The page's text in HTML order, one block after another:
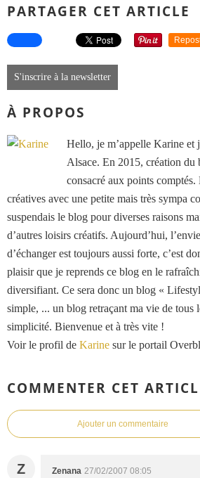
PARTAGER CET ARTICLE
S'inscrire à la newsletter
À PROPOS
Hello, je m’appelle Karine et
Alsace. En 2015, création du
consacré aux points comptés.
créatives avec une petite mais très sympa
suspendais le blog pour diverses raisons
d’autres loisirs créatifs. Aujourd’hui,
d’échanger est toujours aussi forte, c’est
plaisir que je reprends ce blog en le
diversifiant. Ce sera donc un blog «
simple, ... un blog retraçant ma vie de tous
simplicité. Bienvenue et à très vite !
Voir le profil de Karine sur le portail
COMMENTER CET
Ajouter un commentaire
Z Zenana 27/02/2007 08:05